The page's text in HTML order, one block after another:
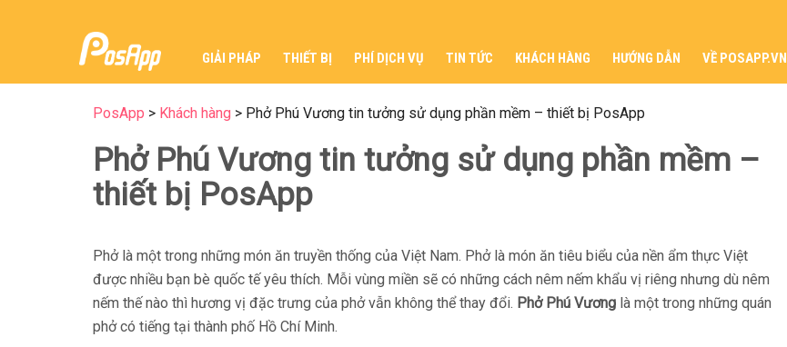
GIẢI PHÁP THIẾT BỊ PHÍ DỊCH VỤ TIN TỨC KHÁCH HÀNG HƯỚNG DẪN VỀ POSAPP.VN
PosApp > Khách hàng > Phở Phú Vương tin tưởng sử dụng phần mềm – thiết bị PosApp
Phở Phú Vương tin tưởng sử dụng phần mềm –
thiết bị PosApp
Phở là một trong những món ăn truyền thống của Việt Nam. Phở là món ăn tiêu biểu của nền ẩm thực Việt
được nhiều bạn bè quốc tế yêu thích. Mỗi vùng miền sẽ có những cách nêm nếm khẩu vị riêng nhưng dù nêm
nếm thế nào thì hương vị đặc trưng của phở vẫn không thể thay đổi. Phở Phú Vương là một trong những quán
phở có tiếng tại thành phố Hồ Chí Minh.